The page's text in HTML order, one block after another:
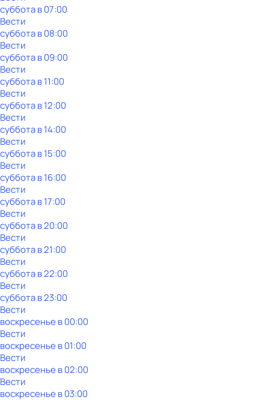
субботав07:00
Вести
субботав08:00
Вести
субботав09:00
Вести
субботав11:00
Вести
субботав12:00
Вести
субботав14:00
Вести
субботав15:00
Вести
субботав16:00
Вести
субботав17:00
Вести
субботав20:00
Вести
субботав21:00
Вести
субботав22:00
Вести
субботав23:00
Вести
воскресенье в00:00
Вести
воскресенье в01:00
Вести
воскресенье в02:00
Вести
воскресенье в03:00